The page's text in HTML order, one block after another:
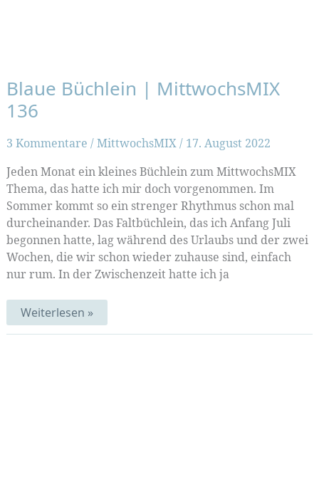
Blaue Büchlein | MittwochsMIX
136
3 Kommentare /MittwochsMIX/ 17. August 2022
Jeden Monat ein kleines Büchlein zum MittwochsMIX
Thema, das hatte ich mir doch vorgenommen. Im
Sommer kommt so ein strenger Rhythmus schon mal
durcheinander. Das Faltbüchlein, das ich Anfang Juli
begonnen hatte, lag während des Urlaubs und der zwei
Wochen, die wir schon wieder zuhause sind, einfach
nur rum. In der Zwischenzeit hatte ich ja
Blaue
Büchlein
|
Weiterlesen »